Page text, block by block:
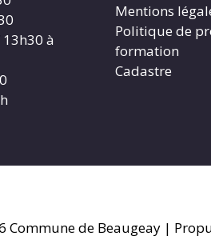
à
Mentions
Politique de
formation
Cadastre
Commune de Beaugeay |